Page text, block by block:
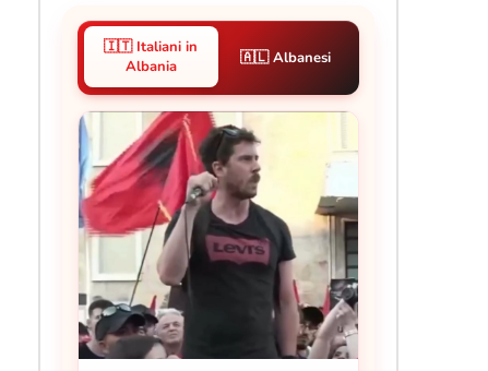
🇮🇹 Italiani in
Albania
🇦🇱 Albanesi